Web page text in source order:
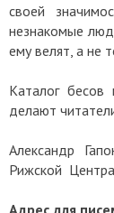
своей
незнакомые
ему велят, а не
Каталог
делают
Александр
Рижской
Адрес для